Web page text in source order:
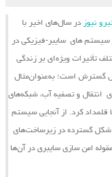
نیوز در سال‌های اخیر با
سیستم ‌های سایبر-فیزیکی در
تأثیرات ویژه‌ای بر زندگی
گسترش است؛ به‌عنوان‌مثال
انتقال و تصفیه آب، شبکه‌های
قلمداد کرد. از آنجایی سیستم
شکل گسترده در زیرساخت‌های
امن‌‌ سازی سایبری در آن‌ها